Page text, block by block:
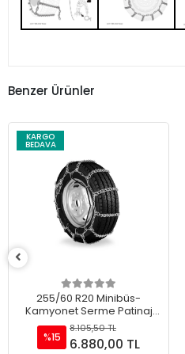
Benzer Ürünler
KARGO
BEDAVA
255/60 R20 Minibüs-
Kamyonet Serme Patinaj
Zinciri - M220
%15
8.105,50 TL
6.880,00 TL